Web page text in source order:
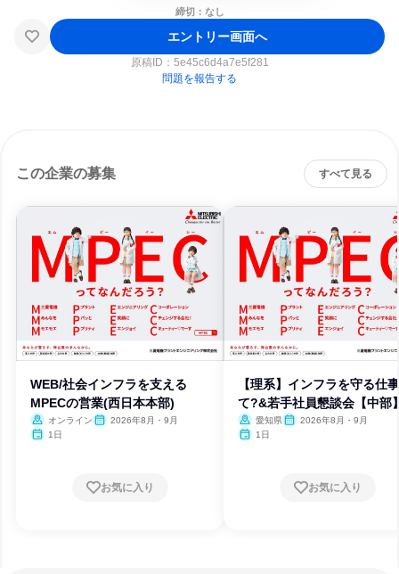
締切：なし
エントリー画面へ
原稿ID： 5e45c6d4a7e5f281
問題を報告する
この企業の募集 すべて見る
WEB/社会インフラを支える
MPECの営業(西日本本部)
オンライン
2026年8月・9月
1日
お気に入り
【理系】インフラを守る仕
て?&若手社員懇談会【中部
愛知県
2026年8月・9月
1日
お気に入り